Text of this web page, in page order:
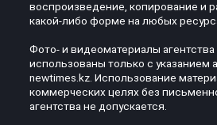
воспроизведение, копирование и
какой-либо форме на любых
Фото- и видеоматериалы агентства
использованы только с указанием
newtimes.kz. Использование
коммерческих целях без
агентства не допускается.